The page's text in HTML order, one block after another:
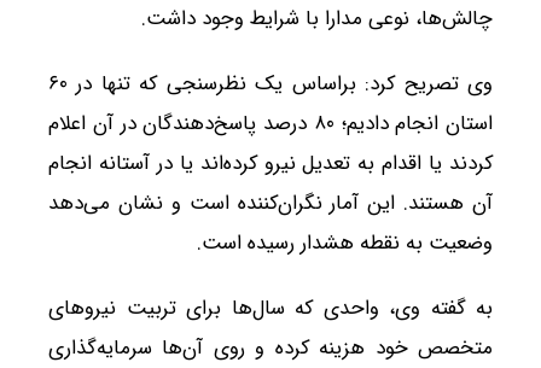
چالش‌ها، نوعی مدارا با شرایط وجود داشت.
وی تصریح کرد: براساس یک نظرسنجی که تنها در ۶۰
استان انجام دادیم؛ ۸۰ درصد پاسخ‌دهندگان در آن اعلام
کردند یا اقدام به تعدیل نیرو کرده‌اند یا در آستانه انجام
آن هستند. این آمار نگران‌کننده است و نشان می‌دهد
وضعیت به نقطه هشدار رسیده است.
به گفته وی، واحدی که سال‌ها برای تربیت نیروهای
متخصص خود هزینه کرده و روی آن‌ها سرمایه‌گذاری